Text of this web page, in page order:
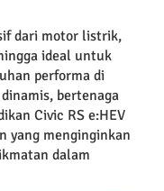
dari motor listrik,
ideal untuk
performa di
bertenaga
Civic RS e:HEV
yang menginginkan
dalam